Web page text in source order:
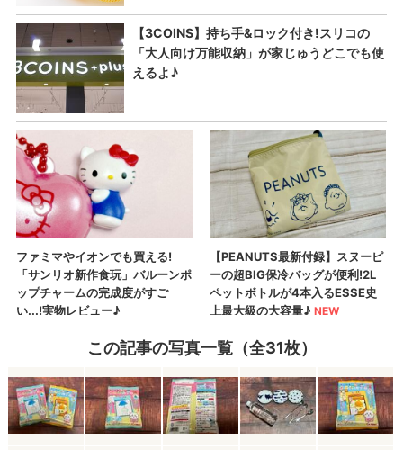
この記事の写真一覧（全31枚）